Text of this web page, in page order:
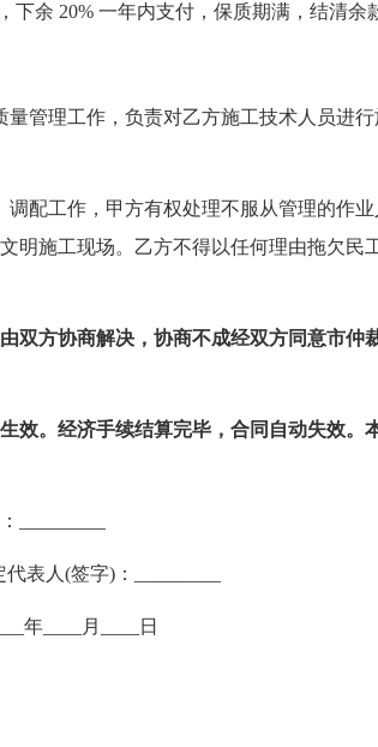
余 20% 一年内支付，保质期满，结清余
管理工作，负责对乙方施工技术人员进行
配工作，甲方有权处理不服从管理的作业
明施工现场。乙方不得以任何理由拖欠民
双方协商解决，协商不成经双方同意市仲
效。经济手续结算完毕，合同自动失效。
人(签字)：_________
年____月____日